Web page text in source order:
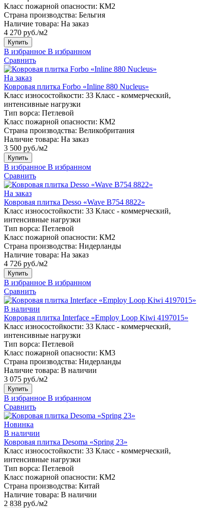
Класс пожарной опасности: КМ2
Страна производства: Бельгия
Наличие товара: На заказ
4 270 руб./м2
Купить
В избранное В избранном
Сравнить
На заказ
Ковровая плитка Forbo «Inline 880 Nucleus»
Класс износостойкости: 33 Класс - коммерческий,
интенсивные нагрузки
Тип ворса: Петлевой
Класс пожарной опасности: КМ2
Страна производства: Великобритания
Наличие товара: На заказ
3 500 руб./м2
Купить
В избранное В избранном
Сравнить
На заказ
Ковровая плитка Desso «Wave B754 8822»
Класс износостойкости: 33 Класс - коммерческий,
интенсивные нагрузки
Тип ворса: Петлевой
Класс пожарной опасности: КМ2
Страна производства: Нидерланды
Наличие товара: На заказ
4 726 руб./м2
Купить
В избранное В избранном
Сравнить
В наличии
Ковровая плитка Interface «Employ Loop Kiwi 4197015»
Класс износостойкости: 33 Класс - коммерческий,
интенсивные нагрузки
Тип ворса: Петлевой
Класс пожарной опасности: КМ3
Страна производства: Нидерланды
Наличие товара: В наличии
3 075 руб./м2
Купить
В избранное В избранном
Сравнить
Новинка
В наличии
Ковровая плитка Desoma «Spring 23»
Класс износостойкости: 33 Класс - коммерческий,
интенсивные нагрузки
Тип ворса: Петлевой
Класс пожарной опасности: КМ2
Страна производства: Китай
Наличие товара: В наличии
2 838 руб./м2